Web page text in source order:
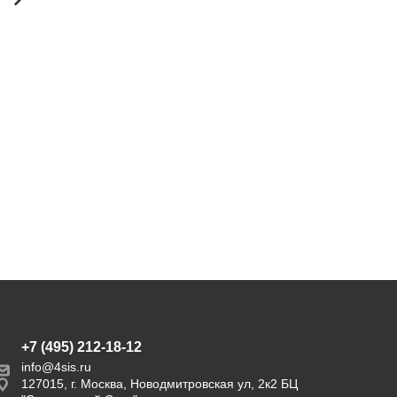
+7 (495) 212-18-12
info@4sis.ru
127015, г. Москва, Новодмитровская ул, 2к2 БЦ